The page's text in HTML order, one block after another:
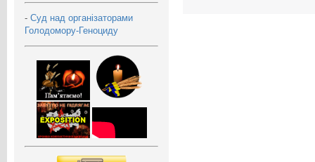
- Суд над організаторами
Голодомору-Геноциду